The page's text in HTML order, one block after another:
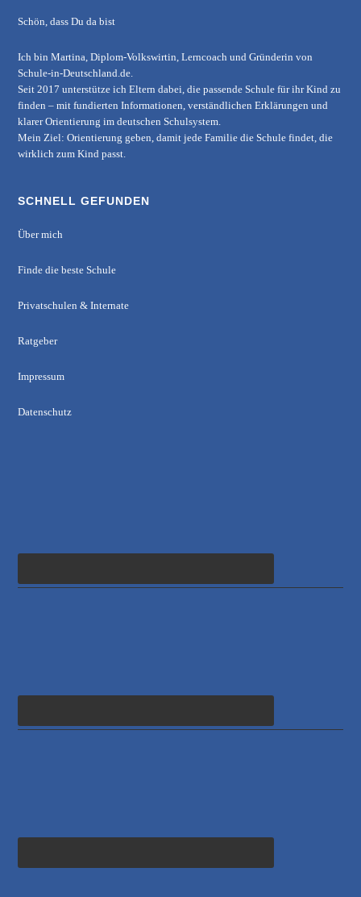
Schön, dass Du da bist
Ich bin Martina, Diplom-Volkswirtin, Lerncoach und Gründerin von
Schule-in-Deutschland.de.
Seit 2017 unterstütze ich Eltern dabei, die passende Schule für ihr Kind zu
finden – mit fundierten Informationen, verständlichen Erklärungen und
klarer Orientierung im deutschen Schulsystem.
Mein Ziel: Orientierung geben, damit jede Familie die Schule findet, die
wirklich zum Kind passt.
SCHNELL GEFUNDEN
Über mich
Finde die beste Schule
Privatschulen & Internate
Ratgeber
Impressum
Datenschutz